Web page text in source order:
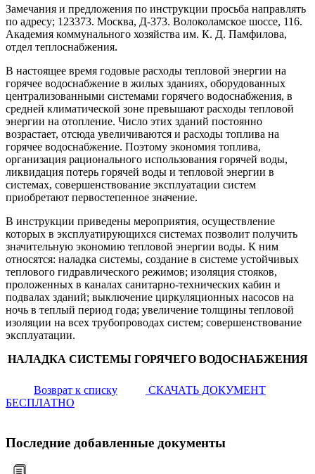
Замечания и предложения по инструкции просьба направлять
по адресу; 123373. Москва, Д-373. Волоколамское шоссе, 116.
Академия коммунального хозяйства им. К. Д. Памфилова,
отдел теплоснабжения.
В настоящее время годовые расходы тепловой энергии на
горячее водоснабжение в жилых зданиях, оборудованных
централизованными системами горячего водоснабжения, в
средней климатической зоне превышают расходы тепловой
энергии на отопление. Число этих зданий постоянно
возрастает, отсюда увеличиваются и расходы топлива на
горячее водоснабжение. Поэтому экономия топлива,
организация рационального использования горячей воды,
ликвидация потерь горячей воды и тепловой энергии в
системах, совершенствование эксплуатации систем
приобретают первостепенное значение.
В инструкции приведены мероприятия, осуществление
которых в эксплуатирующихся системах позволит получить
значительную экономию тепловой энергии воды. К ним
относятся: наладка системы, создание в системе устойчивых
теплового гидравлического режимов; изоляция стояков,
проложенных в каналах санитарно-технических кабин и
подвалах зданий; выключение циркуляционных насосов на
ночь в теплый период года; увеличение толщины тепловой
изоляции на всех трубопроводах систем; совершенствование
эксплуатации.
НАЛАДКА СИСТЕМЫ ГОРЯЧЕГО ВОДОСНАБЖЕНИЯ
Возврат к списку
СКАЧАТЬ ДОКУМЕНТ
БЕСПЛАТНО
Последние добавленные документы